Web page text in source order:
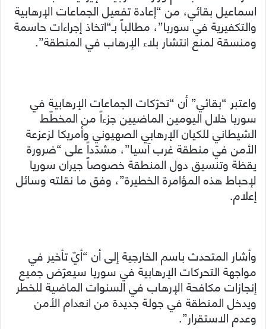
اسماعيل بقائي، من “إعادة تفعيل الجماعات الإرهابية
والتكفيرية في سوريا”، مطالباً بـ“اتخاذ إجراءات حاسمة
ومنسقة لمنع انتشار بلاء الإرهاب في المنطقة”.
واعتبر “بقائي” أن “تحرّكات الجماعات الإرهابية في
سوريا خلال اليومين الماضيين جزءاً من المخطّط
الشيطاني للكيان الإرهابي الصهيوني وأمريكا لزعزعة
الأمن في منطقة غرب آسيا”، مشدّداً على “ضرورة
يقظة وتنسيق دول المنطقة خصوصاً جيران سوريا
لإحباط هذه المؤامرة الخطيرة”، وفق ما نقلته وسائل
إعلام.
وأشار المتحدث باسم الخارجية إلى أن “أيّ تأخير في
مواجهة التحركات الإرهابية في سوريا سيعرّض جميع
إنجازات مكافحة الإرهاب في السنوات الماضية للخطر
ويدخل المنطقة في جولة جديدة من انعدام الأمن
وعدم الاستقرار”.